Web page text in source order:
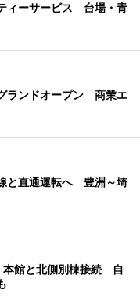
ィーサービス 台場・青
ランドオープン 商業エ
と直通運転へ 豊洲～埼
本館と北側別棟接続 自